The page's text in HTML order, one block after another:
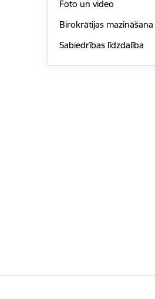
Foto un video
Birokrātijas mazināšana
Sabiedrības līdzdalība